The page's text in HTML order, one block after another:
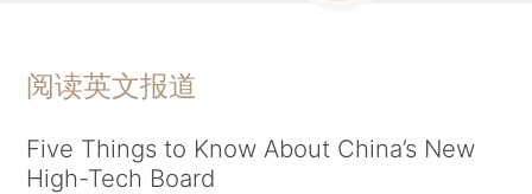
阅读英文报道
Five Things to Know About China’s New
High-Tech Board